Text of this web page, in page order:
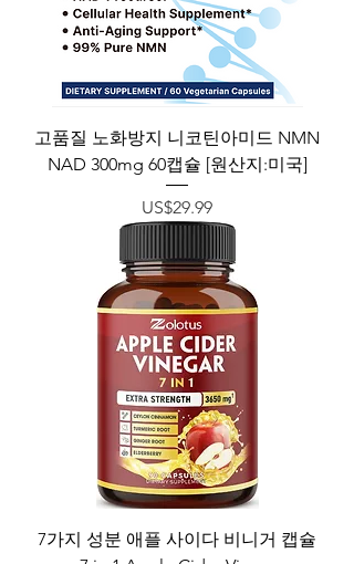
고품질 노화방지 니코틴아미드 NMN
NAD 300mg 60캡슐 [원산지:미국]
가격
US$29.99
7가지 성분 애플 사이다 비니거 캡슐